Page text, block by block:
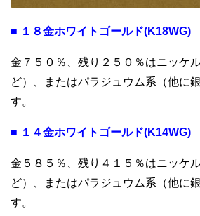
■ １８金ホワイトゴールド(K18WG)
金７５０％、残り２５０％はニッケ
ど）、またはパラジュウム系（他に
す。
■ １４金ホワイトゴールド(K14WG)
金５８５％、残り４１５％はニッケ
ど）、またはパラジュウム系（他に
す。